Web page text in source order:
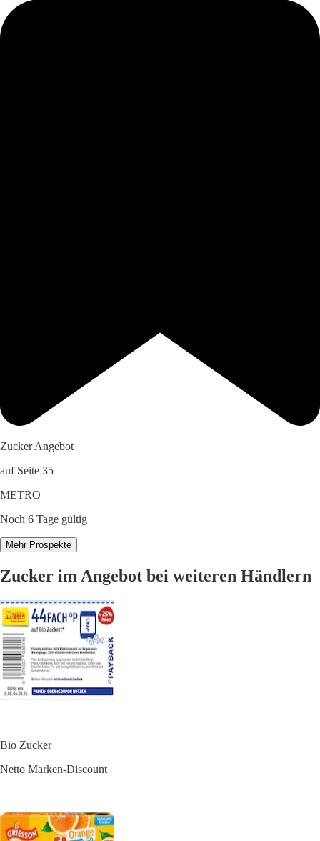
Zucker Angebot
auf Seite 35
METRO
Noch 6 Tage gültig
Mehr Prospekte
Zucker im Angebot bei weiteren Händlern
Bio Zucker
Netto Marken-Discount